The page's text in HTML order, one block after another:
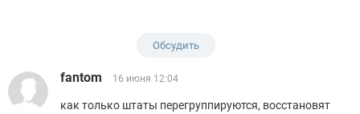
Обсудить
fantom 16 июня 12:04
как только штаты перегруппируются, восстановят